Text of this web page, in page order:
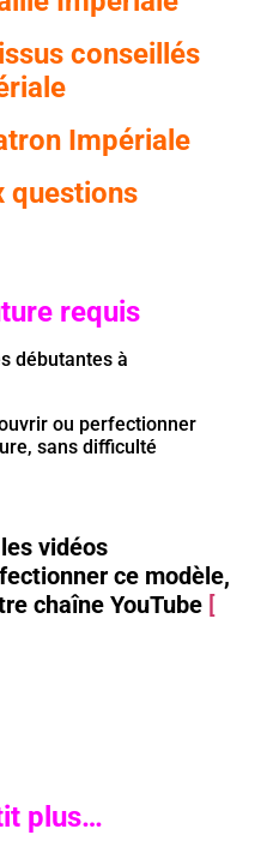
conseillés
on Impériale
questions
requis
débutantes à
ou perfectionner
sans difficulté
vidéos
ce modèle,
chaîne YouTube [
plus…